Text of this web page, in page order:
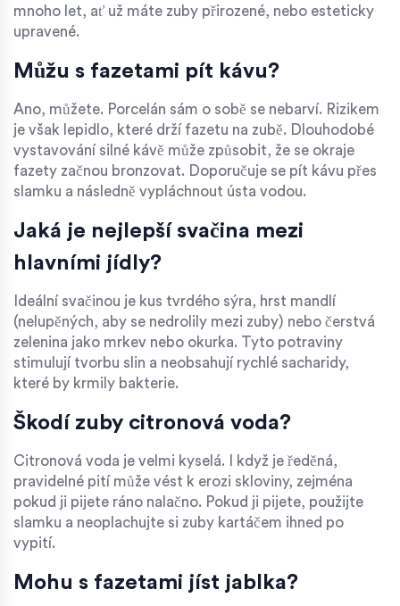
mnoho let, ať už máte zuby přirozené, nebo esteticky
upravené.
Můžu s fazetami pít kávu?
Ano, můžete. Porcelán sám o sobě se nebarví. Rizikem
je však lepidlo, které drží fazetu na zubě. Dlouhodobé
vystavování silné kávě může způsobit, že se okraje
fazety začnou bronzovat. Doporučuje se pít kávu přes
slamku a následně vypláchnout ústa vodou.
Jaká je nejlepší svačina mezi
hlavními jídly?
Ideální svačinou je kus tvrdého sýra, hrst mandlí
(nelupěných, aby se nedrolily mezi zuby) nebo čerstvá
zelenina jako mrkev nebo okurka. Tyto potraviny
stimulují tvorbu slin a neobsahují rychlé sacharidy,
které by krmily bakterie.
Škodí zuby citronová voda?
Citronová voda je velmi kyselá. I když je ředěná,
pravidelné pití může vést k erozi skloviny, zejména
pokud ji pijete ráno nalačno. Pokud ji pijete, použijte
slamku a neoplachujte si zuby kartáčem ihned po
vypití.
Mohu s fazetami jíst jablka?